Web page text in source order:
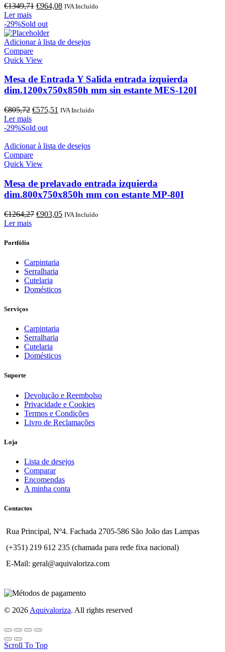
€1349,71 O
original
era:
€1349,71.
€964,08O
€964,08.
IVA Incluído
Ler mais
-29%Sold out
Adicionar à lista de desejos
Compare
Quick View
Mesa de Entrada Y Salida entrada izquierda
dim.1200x750x850h mm sin estante MES-120I
€805,72 O
original
€805,72.
€575,51 O
€575,51.
IVA Incluído
Ler mais
-29%Sold out
Adicionar à lista de desejos
Compare
Quick View
Mesa de prelavado entrada izquierda
dim.800x750x850h mm con estante MP-80I
€1264,27 O
€903,05OIVA Incluído
Ler mais
Portfólio
Carpintaria
Serralharia
Cutelaria
Domésticos
Serviços
Carpintaria
Serralharia
Cutelaria
Domésticos
Suporte
Devolução e Reembolso
Privacidade e Cookies
Termos e Condições
Livro de Reclamações
Loja
Lista de desejos
Comparar
Encomendas
A minha conta
Contactos
Rua Principal, Nº4. Fachada 2705-586 São João das Lampas
(+351) 219 612 235 (chamada para rede fixa nacional)
E-Mail: geral@aquivaloriza.com
© 2026 Aquivaloriza. All rights reserved
Scroll To Top